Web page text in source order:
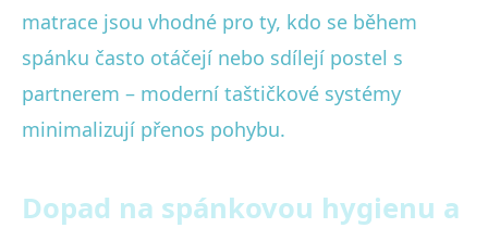
matrace jsou vhodné pro ty, kdo se během
spánku často otáčejí nebo sdílejí postel s
partnerem – moderní taštičkové systémy
minimalizují přenos pohybu.
Dopad na spánkovou hygienu a